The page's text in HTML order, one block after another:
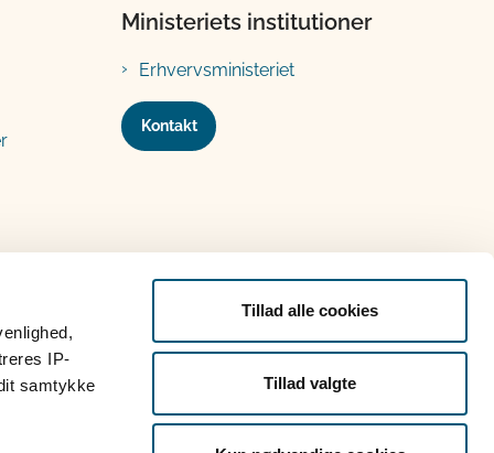
IP-
samtykke
Tillad alle cookies
Tillad valgte
Ministeriets institutioner
Erhvervsministeriet
Kontakt